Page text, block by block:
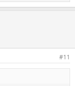
#11